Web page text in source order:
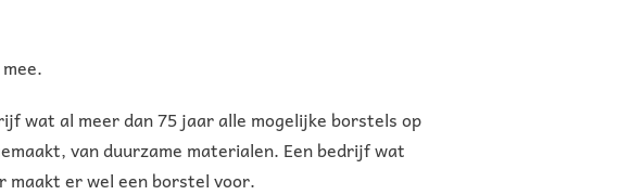
wat al meer dan 75 jaar alle mogelijke borstels op
van duurzame materialen. Een bedrijf wat
maakt er wel een borstel voor.